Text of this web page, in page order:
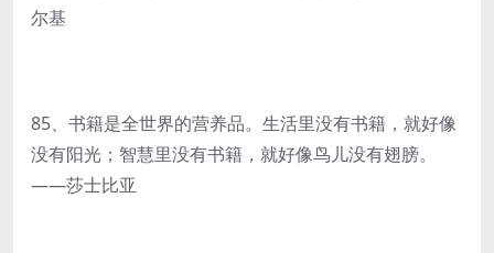
尔基
85、书籍是全世界的营养品。生活里没有书籍，就好像
没有阳光；智慧里没有书籍，就好像鸟儿没有翅膀。
——莎士比亚